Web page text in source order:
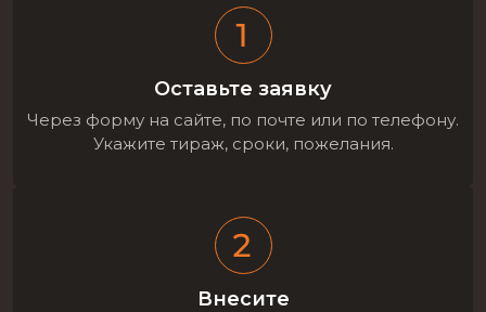
Оставьте заявку
Через форму на сайте, по почте или по телефону.
Укажите тираж, сроки, пожелания.
Внесите